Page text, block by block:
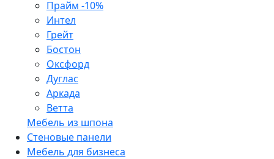
Прайм -10%
Интел
Грейт
Бостон
Оксфорд
Дуглас
Аркада
Ветта
Мебель из шпона
Стеновые панели
Мебель для бизнеса